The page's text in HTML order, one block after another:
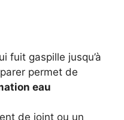
fuit gaspille jusqu’à
permet de
eau
de joint ou un